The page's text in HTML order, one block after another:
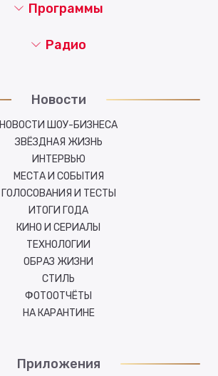
Новости
НОВОСТИ ШОУ-БИЗНЕСА
ЗВЁЗДНАЯ ЖИЗНЬ
ИНТЕРВЬЮ
МЕСТА И СОБЫТИЯ
ГОЛОСОВАНИЯ И ТЕСТЫ
ИТОГИ ГОДА
КИНО И СЕРИАЛЫ
ТЕХНОЛОГИИ
ОБРАЗ ЖИЗНИ
СТИЛЬ
ФОТООТЧЁТЫ
НА КАРАНТИНЕ
Программы
Радио
Приложения